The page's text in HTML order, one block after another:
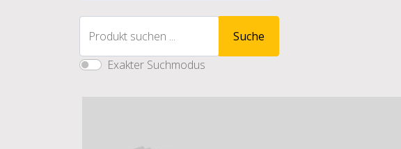
Produkt suchen ...
Suche
Exakter Suchmodus